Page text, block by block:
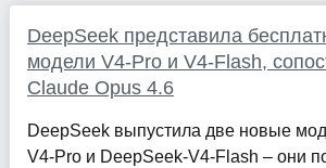
DeepSeek представила
модели V4-Pro и V4-Flash,
Claude Opus 4.6
DeepSeek выпустила две новые
V4-Pro и DeepSeek-V4-Flash – они